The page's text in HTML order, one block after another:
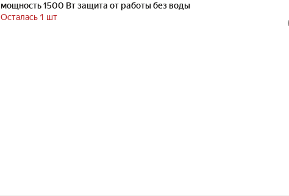
мощность 1500 Вт защита от работы без воды
Осталась 1 шт